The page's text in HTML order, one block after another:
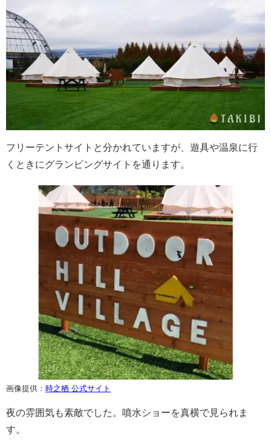
フリーテントサイトと分かれていますが、遊具や温泉に行
くときにグランピングサイトを通ります。
画像提供： 時之栖 公式サイト
夜の雰囲気も素敵でした。噴水ショーを真横で見られま
す。